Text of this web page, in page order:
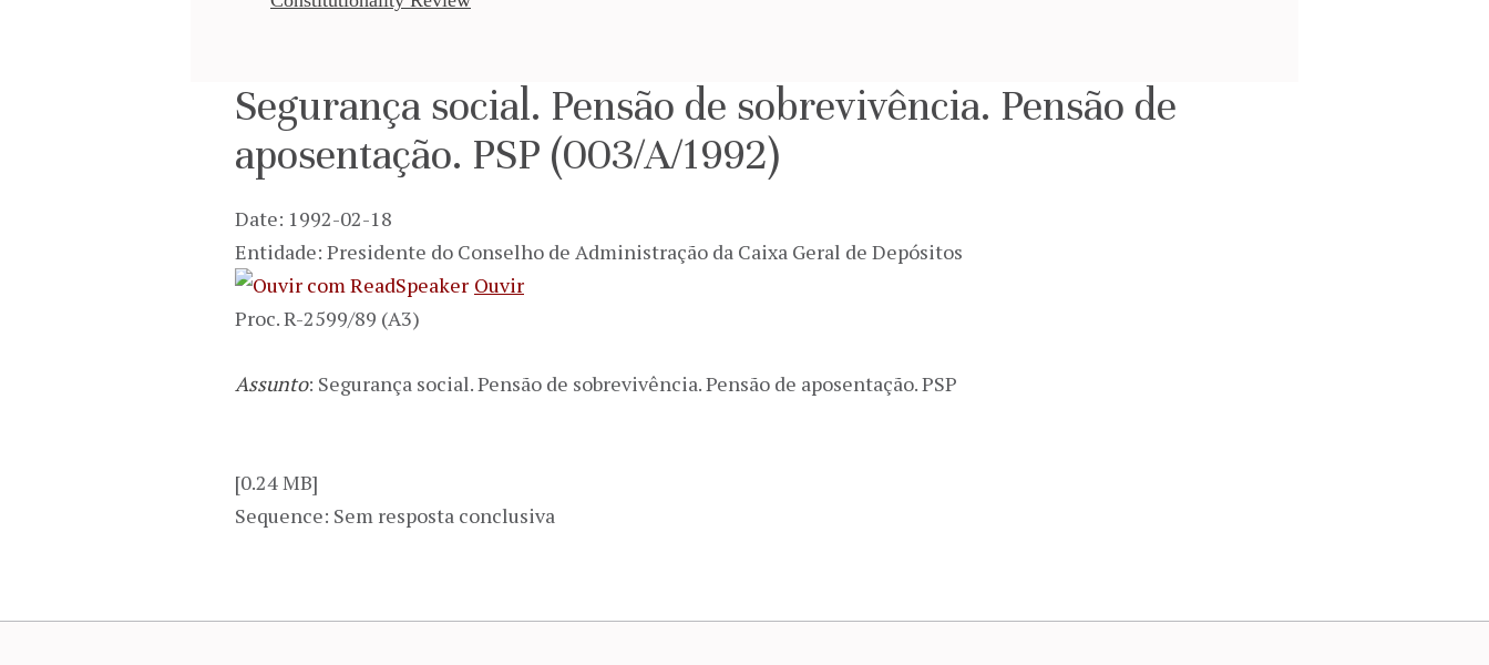
Segurança social. Pensão de sobrevivência. Pensão de
aposentação. PSP (003/A/1992)
Date: 1992-02-18
Entidade: Presidente do Conselho de Administração da Caixa Geral de Depósitos
Ouvir
Proc. R-2599/89 (A3)
Assunto: Segurança social. Pensão de sobrevivência. Pensão de aposentação. PSP
[0.24 MB]
Sequence: Sem resposta conclusiva